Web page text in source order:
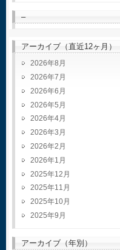
–
アーカイブ（直近12ヶ月）
2026年8月
2026年7月
2026年6月
2026年5月
2026年4月
2026年3月
2026年2月
2026年1月
2025年12月
2025年11月
2025年10月
2025年9月
アーカイブ（年別）